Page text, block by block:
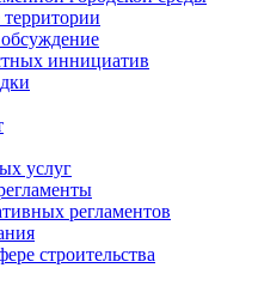
иннициатив
услуг
регламентов
строительства